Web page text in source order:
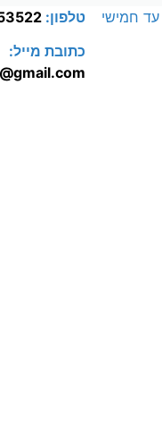
עד חמישי
טלפון:
כתובת מייל: